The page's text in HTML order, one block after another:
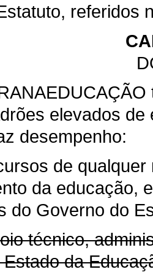
referidos
elevados
desempenho:
de
da educação,
do Governo do
técnico,
da